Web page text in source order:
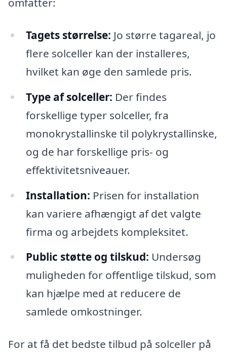
Tagets størrelse: Jo større tagareal, jo
flere solceller kan der installeres,
hvilket kan øge den samlede pris.
Type af solceller: Der findes
forskellige typer solceller, fra
monokrystallinske til polykrystallinske,
og de har forskellige pris- og
effektivitetsniveauer.
Installation: Prisen for installation
kan variere afhængigt af det valgte
firma og arbejdets kompleksitet.
Public støtte og tilskud: Undersøg
muligheden for offentlige tilskud, som
kan hjælpe med at reducere de
samlede omkostninger.
For at få det bedste tilbud på solceller på